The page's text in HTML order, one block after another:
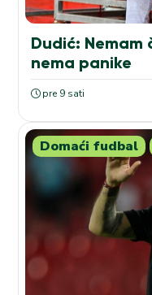
Dudić:
nema panike
pre 9 sati
Domaći fudbal